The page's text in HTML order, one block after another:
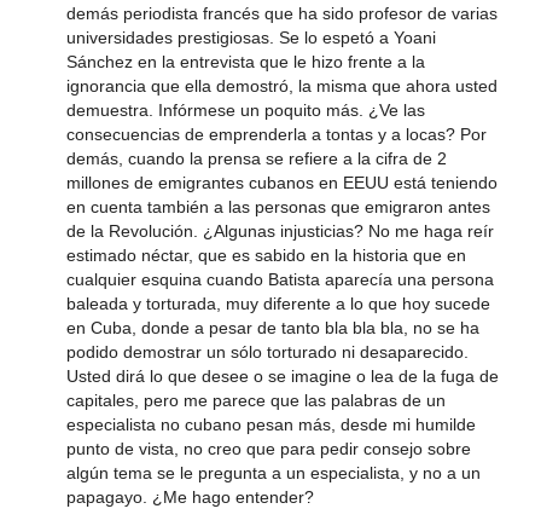
demás periodista francés que ha sido profesor de varias
universidades prestigiosas. Se lo espetó a Yoani
Sánchez en la entrevista que le hizo frente a la
ignorancia que ella demostró, la misma que ahora usted
demuestra. Infórmese un poquito más. ¿Ve las
consecuencias de emprenderla a tontas y a locas? Por
demás, cuando la prensa se refiere a la cifra de 2
millones de emigrantes cubanos en EEUU está teniendo
en cuenta también a las personas que emigraron antes
de la Revolución. ¿Algunas injusticias? No me haga reír
estimado néctar, que es sabido en la historia que en
cualquier esquina cuando Batista aparecía una persona
baleada y torturada, muy diferente a lo que hoy sucede
en Cuba, donde a pesar de tanto bla bla bla, no se ha
podido demostrar un sólo torturado ni desaparecido.
Usted dirá lo que desee o se imagine o lea de la fuga de
capitales, pero me parece que las palabras de un
especialista no cubano pesan más, desde mi humilde
punto de vista, no creo que para pedir consejo sobre
algún tema se le pregunta a un especialista, y no a un
papagayo. ¿Me hago entender?